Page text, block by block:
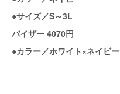
●サイズ／S～3L
バイザー 4070円
●カラー／ホワイト×ネイビー